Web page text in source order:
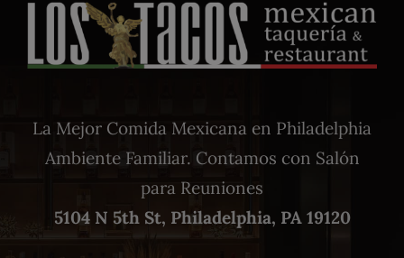
La Mejor Comida Mexicana en Philadelphia
Ambiente Familiar. Contamos con Salón
para Reuniones
5104 N 5th St, Philadelphia, PA 19120